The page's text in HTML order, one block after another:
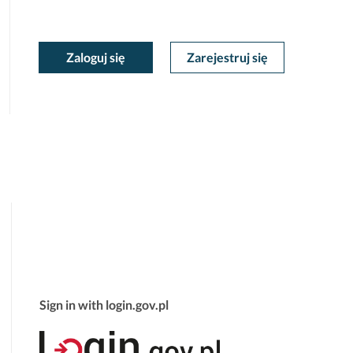
MojeZaloguj się Zarejestruj się
Sign in with login.gov.pl